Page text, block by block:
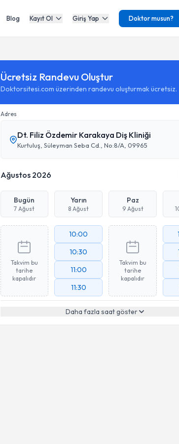
Blog Kayıt Ol Giriş Yap Doktor musun?
Ücretsiz Randevu Oluştur
Doktorsitesi.com üzerinden randevu oluşturmak ücretsiz.
Adres
Dt. Filiz Özdemir Karakaya Diş Kliniği
Kurtuluş, Süleyman Seba Cd., No:8/A, 09965
Ağustos 2026
Bugün
7 Ağust
Yarın
8 Ağust
Paz
9 Ağust
Takvim bu
tarihe
kapalıdır
10:00
10:30
11:00
11:30
Takvim bu
tarihe
kapalıdır
Daha fazla saat göster